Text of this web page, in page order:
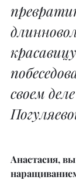
своем
Анастасия,